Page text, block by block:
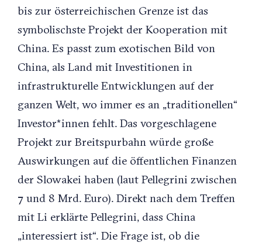
bis zur österreichischen Grenze ist das
symbolischste Projekt der Kooperation mit
China. Es passt zum exotischen Bild von
China, als Land mit Investitionen in
infrastrukturelle Entwicklungen auf der
ganzen Welt, wo immer es an „traditionellen“
Investor*innen fehlt. Das vorgeschlagene
Projekt zur Breitspurbahn würde große
Auswirkungen auf die öffentlichen Finanzen
der Slowakei haben (laut Pellegrini zwischen
7 und 8 Mrd. Euro). Direkt nach dem Treffen
mit Li erklärte Pellegrini, dass China
„interessiert ist“. Die Frage ist, ob die